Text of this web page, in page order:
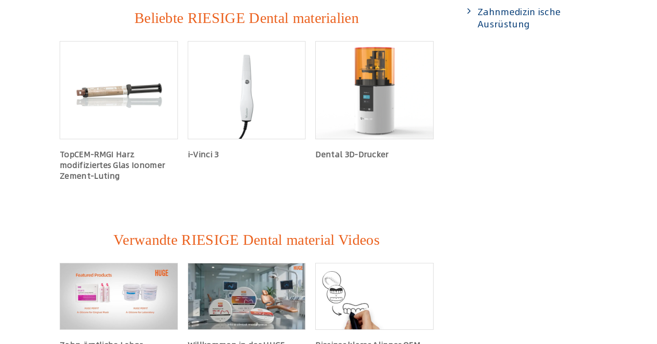
Beliebte RIESIGE Dental materialien
TopCEM-RMGI Harz
modifiziertes Glas Ionomer
Zement-Luting
i-Vinci 3 Dental 3D-Drucker
Verwandte RIESIGE Dental material Videos
Zahnmedizin ische
Ausrüstung